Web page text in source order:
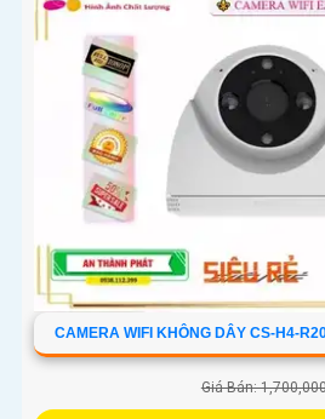
CAMERA WIFI KHÔNG DÂY CS-H4-
Giá Bán: